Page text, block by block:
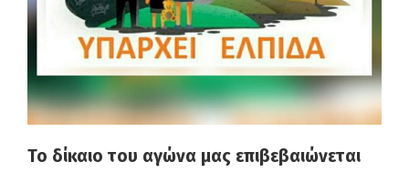
Το δίκαιο του αγώνα μας επιβεβαιώνεται